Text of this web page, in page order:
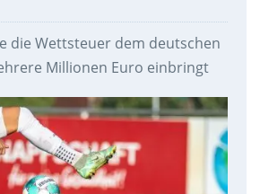
die Wettsteuer dem deutschen
Millionen Euro einbringt